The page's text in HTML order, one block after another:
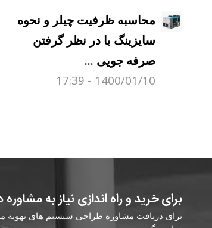
محاسبه ظرفیت چیلر و نحوه
سایزینگ با در نظر گرفتن
صرفه جویی ...
1400/01/10 - 17:39
برای خرید و راه اندازی نیاز به مشاوره
برای دریافت مشاوره طراحی سیستم های تهویه